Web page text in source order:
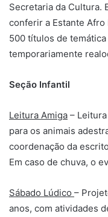
Secretaria da Cultura.
conferir a Estante Afro
500 títulos de
temporariamente
Seção Infantil
Leitura Amiga –
para os animais
coordenação da
Em caso de chuva, o
Sábado Lúdico –
anos, com atividades